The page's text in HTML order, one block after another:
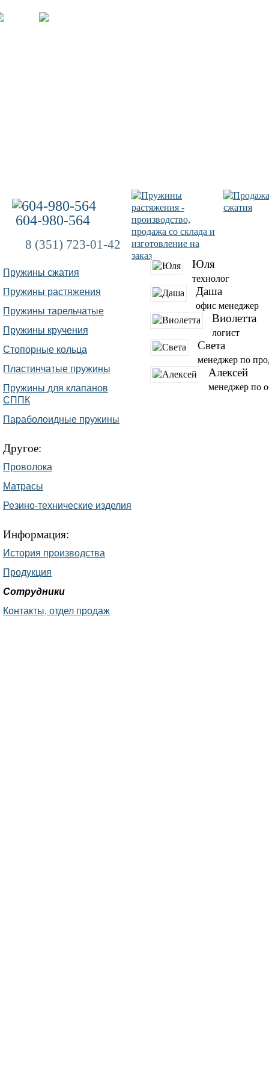
604-980-564
8 (351) 723-01-42
Пружины сжатия
Пружины растяжения
Пружины тарельчатые
Пружины кручения
Стопорные кольца
Пластинчатые пружины
Пружины для клапанов
СППК
Параболоидные пружины
Другое:
Проволока
Матрасы
Резино-технические изделия
Информация:
История производства
Продукция
Сотрудники
Контакты, отдел продаж
Юля
технолог
Даша
офис менеджер
Виолетта
логист
Света
менеджер по
Алексей
менеджер по